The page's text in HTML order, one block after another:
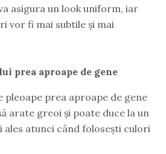
asigura un look uniform, iar
vor fi mai subtile și mai
prea aproape de gene
pleoape prea aproape de gene
arate greoi și poate duce la un
ales atunci când folosești culori